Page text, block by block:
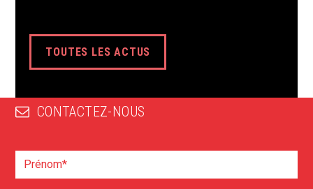
TOUTES LES ACTUS
CONTACTEZ-NOUS